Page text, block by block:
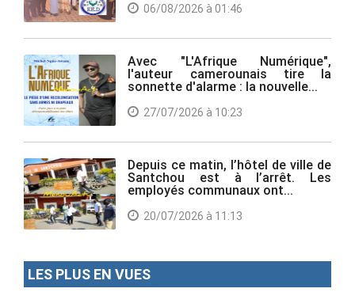
06/08/2026 à 01:46
Avec "L'Afrique Numérique",
l'auteur camerounais tire la
sonnette d'alarme : la nouvelle...
27/07/2026 à 10:23
Depuis ce matin, l’hôtel de ville de
Santchou est à l’arrêt. Les
employés communaux ont...
20/07/2026 à 11:13
LES PLUS EN VUES